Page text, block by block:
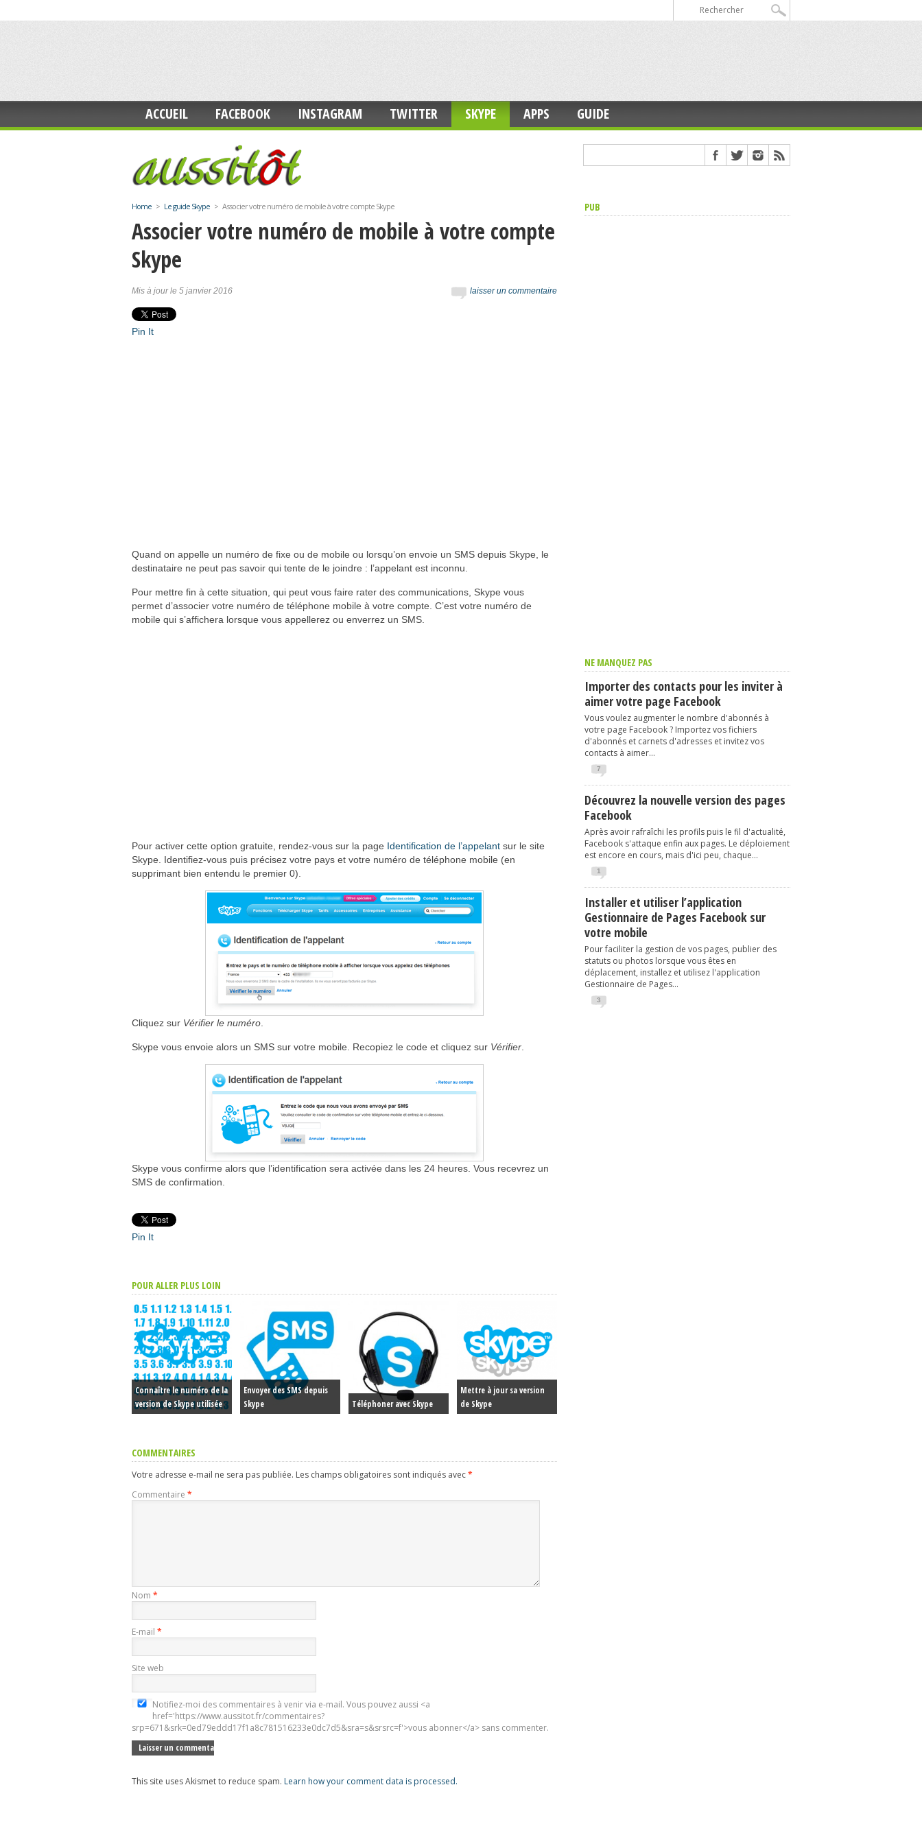
ACCUEIL FACEBOOK INSTAGRAM TWITTER SKYPE APPS GUIDE
Home > Le guide Skype > Associer votre numéro de mobile à votre compte Skype
Associer votre numéro de mobile à votre compte
Skype
laisser un commentaire
Mis à jour le 5 janvier 2016
Pin It
Quand on appelle un numéro de fixe ou de mobile ou lorsqu’on envoie un SMS depuis Skype, le
destinataire ne peut pas savoir qui tente de le joindre : l’appelant est inconnu.
Pour mettre fin à cette situation, qui peut vous faire rater des communications, Skype vous
permet d’associer votre numéro de téléphone mobile à votre compte. C’est votre numéro de
mobile qui s’affichera lorsque vous appellerez ou enverrez un SMS.
Pour activer cette option gratuite, rendez-vous sur la page Identification de l’appelant sur le site
Skype. Identifiez-vous puis précisez votre pays et votre numéro de téléphone mobile (en
supprimant bien entendu le premier 0).
Cliquez sur Vérifier le numéro
Skype vous envoie alors un SMS sur votre mobile. Recopiez le code et cliquez sur Vérifier
Skype vous confirme alors que l’identification sera activée dans les 24 heures. Vous recevrez un
SMS de confirmation.
Pin It
POUR ALLER PLUS LOIN
Connaître le numéro de la
version de Skype utilisée
Envoyer des SMS depuis
Skype
Téléphoner avec Skype
Mettre à jour sa version
de Skype
COMMENTAIRES
Votre adresse e-mail ne sera pas publiée. Les champs obligatoires sont indiqués avec*
Commentaire *
Nom *
E-mail *
Site web
Notifiez-moi des commentaires à venir via e-mail. Vous pouvez aussi <a
href='https://www.aussitot.fr/commentaires?
srp=671&srk=0ed79eddd17f1a8c781516233e0dc7d5&sra=s&srsrc=f'>vous abonner</a> sans commenter.
This site uses Akismet to reduce spam. Learn how your comment data is processed.
PUB
NE MANQUEZ PAS
Importer des contacts pour les inviter à
aimer votre page Facebook
Vous voulez augmenter le nombre d'abonnés à
votre page Facebook ? Importez vos fichiers
d'abonnés et carnets d'adresses et invitez vos
contacts à aimer...
7
Découvrez la nouvelle version des pages
Facebook
Après avoir rafraîchi les profils puis le fil d'actualité,
Facebook s'attaque enfin aux pages. Le déploiement
est encore en cours, mais d'ici peu, chaque...
1
Installer et utiliser l’application
Gestionnaire de Pages Facebook sur
votre mobile
Pour faciliter la gestion de vos pages, publier des
statuts ou photos lorsque vous êtes en
déplacement, installez et utilisez l'application
Gestionnaire de Pages...
3